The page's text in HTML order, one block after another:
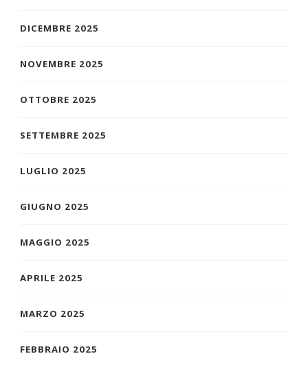
DICEMBRE 2025
NOVEMBRE 2025
OTTOBRE 2025
SETTEMBRE 2025
LUGLIO 2025
GIUGNO 2025
MAGGIO 2025
APRILE 2025
MARZO 2025
FEBBRAIO 2025